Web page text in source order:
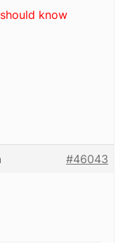
know
#46043